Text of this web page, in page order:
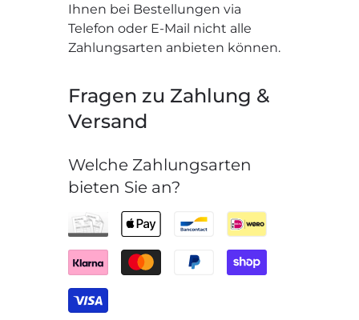
Ihnen bei Bestellungen via
Telefon oder E-Mail nicht alle
Zahlungsarten anbieten können.
Fragen zu Zahlung &
Versand
Welche Zahlungsarten
bieten Sie an?